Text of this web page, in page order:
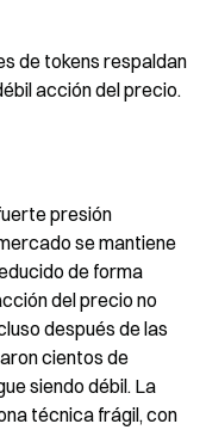
de tokens respaldan
acción del precio.
presión
se mantiene
de forma
del precio no
después de las
cientos de
siendo débil. La
técnica frágil, con